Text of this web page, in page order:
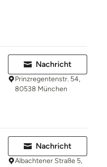
Nachricht
Prinzregentenstr. 54,
80538 München
Nachricht
Albachtener Straße 5,